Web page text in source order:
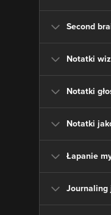
Second
Notatki
Notatki
Notatki
Łapanie
Journaling